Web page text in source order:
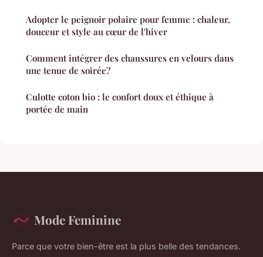
Adopter le peignoir polaire pour femme : chaleur,
douceur et style au cœur de l'hiver
Comment intégrer des chaussures en velours dans
une tenue de soirée?
Culotte coton bio : le confort doux et éthique à
portée de main
Mode Feminine
Parce que votre bien-être est la plus belle des tendances.